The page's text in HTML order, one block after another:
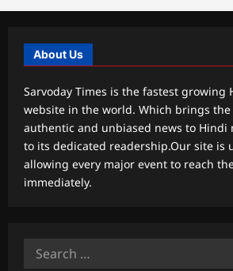
About Us
Sarvoday Times is the fastest growing
website in the world. Which brings
authentic and unbiased news to Hindi
to its dedicated readership.Our site is
allowing every major event to reach
immediately.
Search